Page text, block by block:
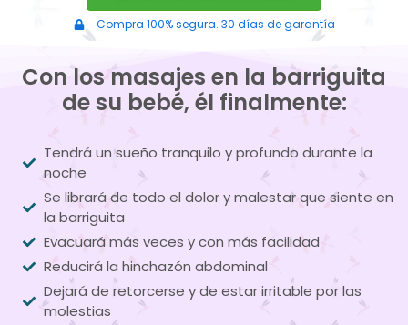
Compra 100% segura. 30 días de garantía
Con los masajes en la barriguita
de su bebé, él finalmente:
Tendrá un sueño tranquilo y profundo durante la
noche
Se librará de todo el dolor y malestar que siente en
la barriguita
Evacuará más veces y con más facilidad
Reducirá la hinchazón abdominal
Dejará de retorcerse y de estar irritable por las
molestias